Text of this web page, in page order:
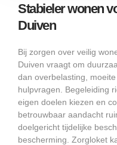
Stabieler wonen
Duiven
Bij zorgen over veilig
Duiven vraagt om
dan overbelasting,
hulpvragen. Begeleiding
eigen doelen kiezen en
betrouwbaar aandacht
doelgericht tijdelijke
bescherming. Zorgloket